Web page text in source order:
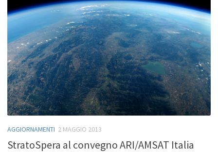
AGGIORNAMENTI 2 MAGGIO 2013
StratoSpera al convegno ARI/AMSAT Italia